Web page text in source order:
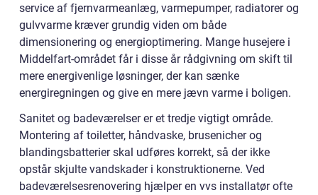
service af fjernvarmeanlæg, varmepumper, radiatorer og
gulvvarme kræver grundig viden om både
dimensionering og energioptimering. Mange husejere i
Middelfart-området får i disse år rådgivning om skift til
mere energivenlige løsninger, der kan sænke
energiregningen og give en mere jævn varme i boligen.
Sanitet og badeværelser er et tredje vigtigt område.
Montering af toiletter, håndvaske, brusenicher og
blandingsbatterier skal udføres korrekt, så der ikke
opstår skjulte vandskader i konstruktionerne. Ved
badeværelsesrenovering hjælper en vvs installatør ofte